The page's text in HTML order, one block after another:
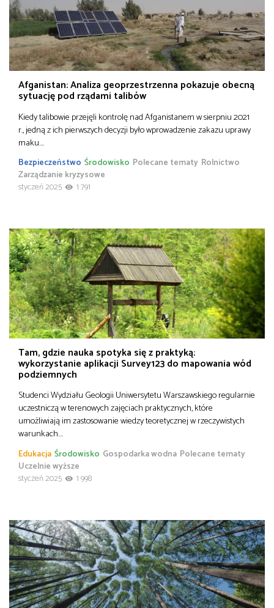
Afganistan: Analiza geoprzestrzenna pokazuje obecną
sytuację pod rządami talibów
Kiedy talibowie przejęli kontrolę nad Afganistanem w sierpniu 2021
r., jedną z ich pierwszych decyzji było wprowadzenie zakazu uprawy
maku….
Bezpieczeństwo Polecane tematy Rolnictwo
Środowisko
Zarządzanie kryzysowe
styczeń 2025
1 791
Tam, gdzie nauka spotyka się z praktyką:
wykorzystanie aplikacji Survey123 do mapowania wód
podziemnych
Studenci Wydziału Geologii Uniwersytetu Warszawskiego regularnie
uczestniczą w terenowych zajęciach praktycznych, które
umożliwiają im zastosowanie wiedzy teoretycznej w rzeczywistych
warunkach….
Edukacja Gospodarka wodna Polecane tematy
Środowisko
Uczelnie wyższe
styczeń 2025
1 998